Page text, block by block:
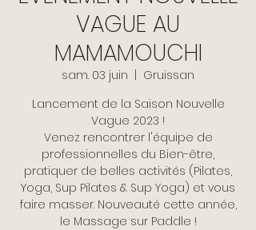
VAGUE AU
MAMAMOUCHI
sam. 03 juin
Gruissan
Lancement de la Saison Nouvelle
Vague 2023 !
Venez rencontrer l'équipe de
professionnelles du Bien-être,
pratiquer de belles activités (Pilates,
Yoga, Sup Pilates & Sup Yoga) et vous
faire masser. Nouveauté cette année,
le Massage sur Paddle !